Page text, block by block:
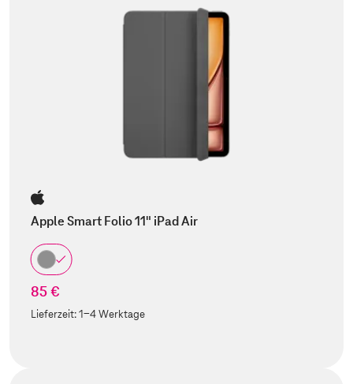
Apple Smart Folio 11" iPad Air
85 €
Lieferzeit:1-4 Werktage